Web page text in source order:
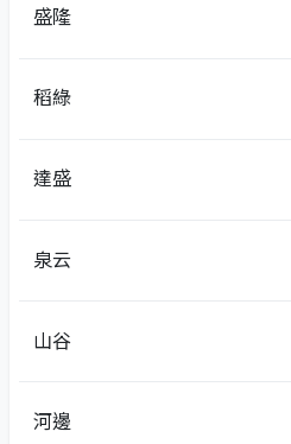
盛隆
稻綠
達盛
泉云
山谷
河邊